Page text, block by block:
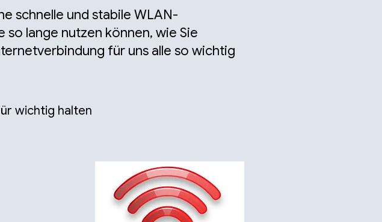
schnelle und stabile WLAN-
so lange nutzen können, wie Sie
für uns alle so wichtig
wichtig halten